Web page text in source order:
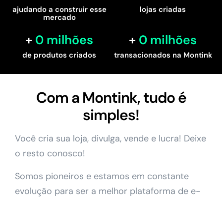
ajudando a construir esse
mercado
lojas criadas
de produtos criados
0 milhões
transacionados na Montink
0 milhões
Com a Montink, tudo é
simples!
Você cria sua loja, divulga, vende e lucra! Deixe
o resto conosco!
Somos pioneiros e estamos em constante
evolução para ser a melhor plataforma de e-